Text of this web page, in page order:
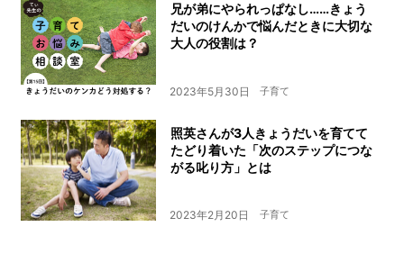
兄が弟にやられっぱなし……きょう
だいのけんかで悩んだときに大切な
大人の役割は？
2023年5月30日 子育て
照英さんが3人きょうだいを育てて
たどり着いた「次のステップにつな
がる叱り方」とは
2023年2月20日 子育て